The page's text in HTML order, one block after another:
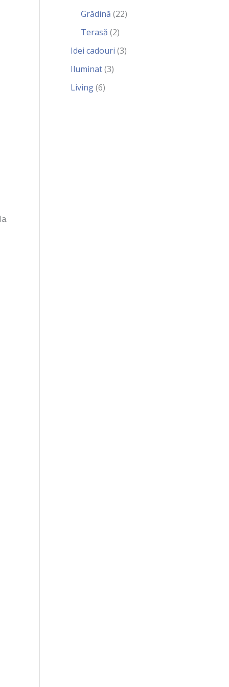
Grădină (22)
Terasă (2)
Idei cadouri (3)
Iluminat(3)
Living(6)